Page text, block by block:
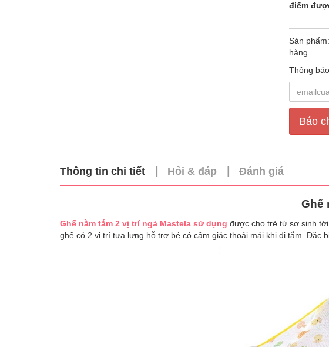
điểm
Sản phẩm:
hàng.
Thông
Báo
Thông tin chi tiết Hỏi & đáp Đánh giá
Ghế
Ghế nằm tắm 2 vị trí ngả Mastela sử dụng được cho trẻ từ sơ sinh
ghế có 2 vị trí tựa lưng hỗ trợ bé có cảm giác thoải mái khi đi tắm. Đặc